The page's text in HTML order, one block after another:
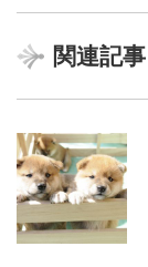
関連記事